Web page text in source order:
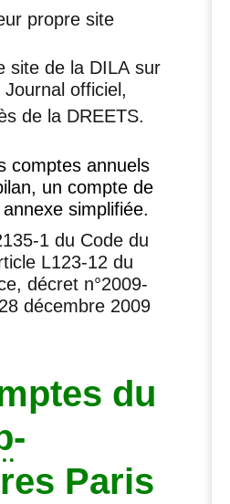
propre site
site de la DILAsur
Journal officiel,
de la DREETS.
comptes annuels
un compte de
simplifiée.
1 du Code du
L123-12 du
décret n°2009-
décembre 2009
du
-
Paris